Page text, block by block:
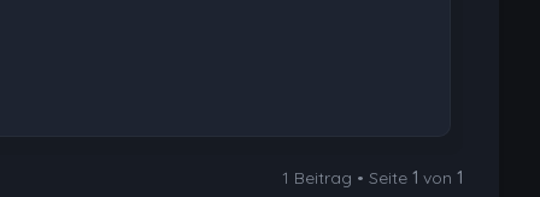
1 Beitrag • Seite1 von1